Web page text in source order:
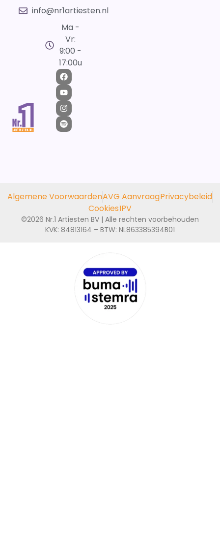
info@nr1artiesten.nl
Ma -
Vr:
9:00 -
17:00u
Algemene VoorwaardenAVG AanvraagPrivacybeleid
CookiesIPV
©2026 Nr.1 Artiesten BV | Alle rechten voorbehouden
KVK: 84813164 – BTW: NL863385394B01